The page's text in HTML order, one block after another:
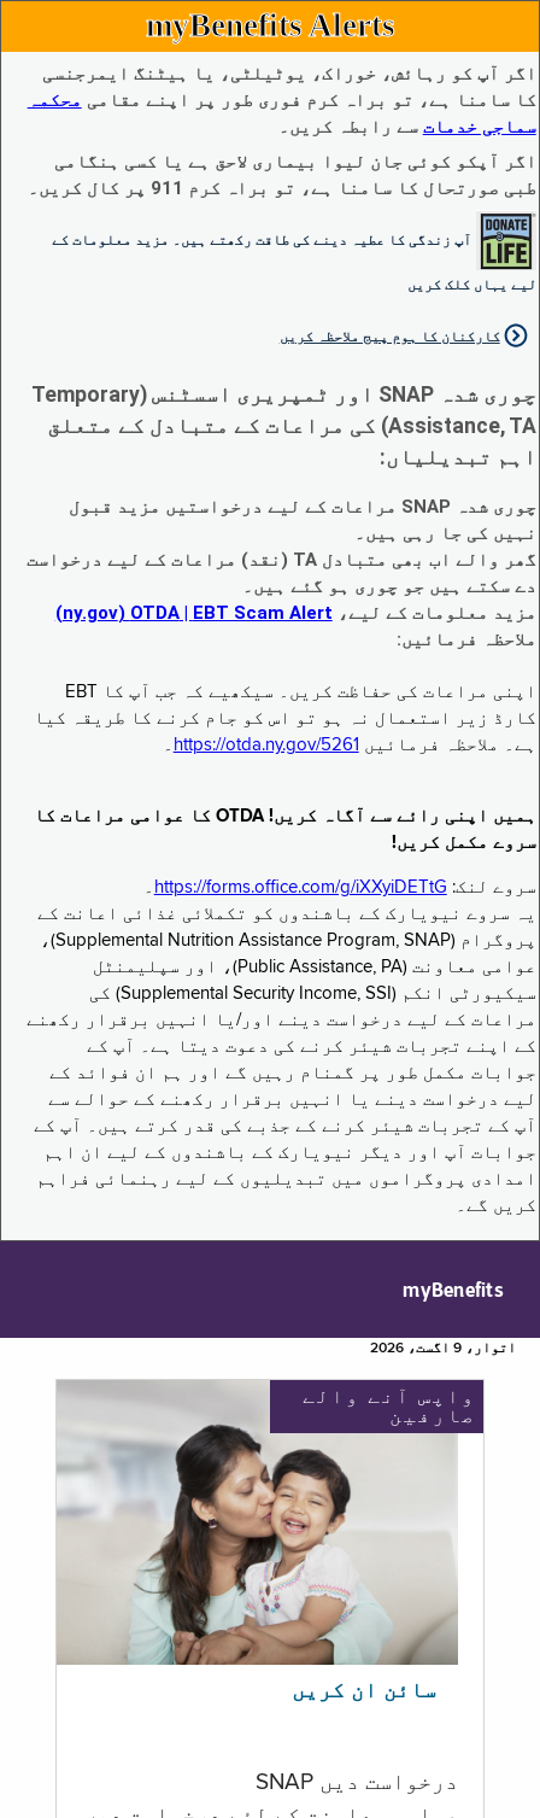
myBenefits Alerts
اگر آپ کو رہائش، خوراک، یوٹیلٹی، یا ہیٹنگ ایمرجنسی
کا سامنا ہے، تو براہ کرم فوری طور پر اپنے مقامی محکمہ
سماجی خدمات سے رابطہ کریں۔
اگر آپکو کوئی جان لیوا بیماری لاحق ہے یا کسی ہنگامی
طبی صورتحال کا سامنا ہے، تو براہ کرم 911 پر کال کریں۔
آپ زندگی کا عطیہ دینے کی طاقت رکھتے ہیں۔ مزید معلومات کے
لیے یہاں کلک کریں
کارکنان کا ہوم پیج ملاحظہ کریں
چوری شدہ SNAP اور ٹمپریری اسسٹنس (Temporary
Assistance, TA) کی مراعات کے متبادل کے متعلق
اہم تبدیلیاں:
چوری شدہ SNAP مراعات کے لیے درخواستیں مزید قبول
نہیں کی جا رہی ہیں۔
گھر والے اب بھی متبادل TA (نقد) مراعات کے لیے درخواست
دے سکتے ہیں جو چوری ہو گئے ہیں۔
مزید معلومات کے لیے، EBT Scam Alert ‏| OTDA ‏(ny.gov)
ملاحظہ فرمائیں:
اپنی مراعات کی حفاظت کریں۔ سیکھیے کہ جب آپ کا EBT
کارڈ زیر استعمال نہ ہو تو اس کو جام کرنے کا طریقہ کیا
ہے۔ ملاحظہ فرمائیں https://otda.ny.gov/5261 ۔
ہمیں اپنی رائے سے آگاہ کریں! OTDA کا عوامی مراعات کا
سروے مکمل کریں!
سروے لنک: https://forms.office.com/g/iXXyiDETtG ۔
یہ سروے نیویارک کے باشندوں کو تکملائی غذائی اعانت کے
پروگرام (Supplemental Nutrition Assistance Program, SNAP)،
عوامی معاونت (Public Assistance, PA)، اور سپلیمنٹل
سیکیورٹی انکم (Supplemental Security Income, SSI) کی
مراعات کے لیے درخواست دینے اور/یا انہیں برقرار رکھنے
کے اپنے تجربات شیئر کرنے کی دعوت دیتا ہے۔ آپ کے
جوابات مکمل طور پر گمنام رہیں گے اور ہم ان فوائد کے
لیے درخواست دینے یا انہیں برقرار رکھنے کے حوالے سے
آپ کے تجربات شیئر کرنے کے جذبے کی قدر کرتے ہیں۔ آپ کے
جوابات آپ اور دیگر نیویارک کے باشندوں کے لیے ان اہم
امدادی پروگراموں میں تبدیلیوں کے لیے رہنمائی فراہم
کریں گے۔
myBenefits
اتوار، 9 اگست، 2026
واپس آنے والے
صارفین
سائن ان کریں
درخواست دیں SNAP